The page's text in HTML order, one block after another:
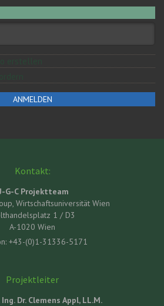
Kontakt:
G-C Projektteam
Wirtschaftsuniversität Wien
1 / D3
A-1020 Wien
+43-(0)1-31336-5171
Projektleiter
Dr. Clemens Appl, LL.M.